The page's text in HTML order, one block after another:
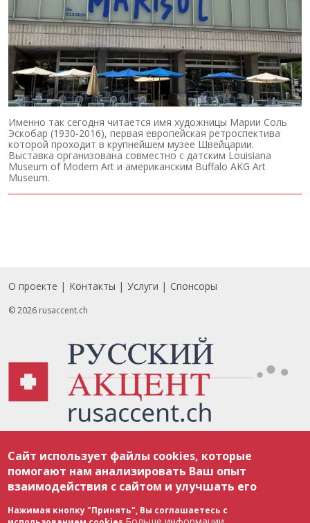
Именно так сегодня читается имя художницы Марии Соль
Эскобар (1930-2016), первая европейская ретроспектива
которой проходит в крупнейшем музее Швейцарии.
Выставка организована совместно с датским Louisiana
Museum of Modern Art и американским Buffalo AKG Art
Museum.
Footer
О проекте Контакты Услуги Спонсоры
© 2026 rusaccent.ch
соответствии с законодательством Швейцарии об авторском праве и
международными соглашениями. Полное или частичное использование
материалов возможно только с разрешения редакции. В случае полного
или частичного воспроизведения материалов сайта rusaccent.ch,
ОБЯЗАТЕЛЬНА АКТИВНАЯ ГИПЕРССЫЛКА на конкретный заимствованный
текст. Фотоизображения, размещенные редакцией rusaccent.ch, являются
ее исключительной собственностью. Полное или частичное
Сайт использует файлы cookies, которые
помогают нам анализировать Ваш опыт
взаимодействия с сайтом и улучшать его
Нажимая кнопку "Принять", Вы соглашаетесь с